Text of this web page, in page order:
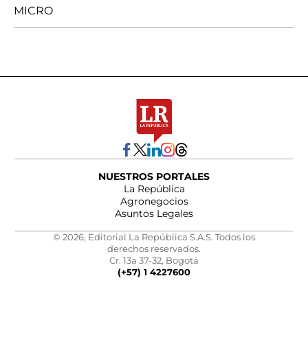
MICRO
NUESTROS PORTALES
La República
Agronegocios
Asuntos Legales
© 2026, Editorial La República S.A.S. Todos los
derechos reservados.
Cr. 13a 37-32, Bogotá
(+57) 1 4227600